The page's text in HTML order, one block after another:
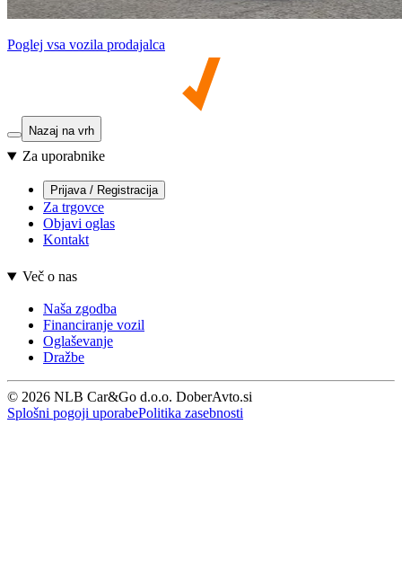
Poglej vsa vozila prodajalca
Nazaj na vrh
Za uporabnike
Prijava / Registracija
Za trgovce
Objavi oglas
Kontakt
Več o nas
Naša zgodba
Financiranje vozil
Oglaševanje
Dražbe
© 2026 NLB Car&Go d.o.o. DoberAvto.si
Splošni pogoji uporabePolitika zasebnosti